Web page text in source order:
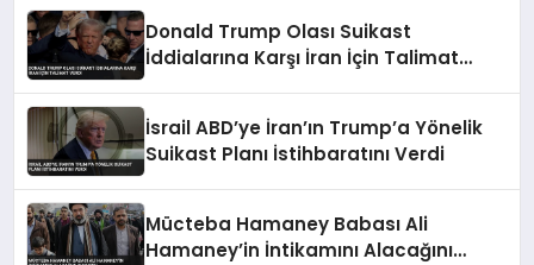
Donald Trump Olası Suikast
İddialarına Karşı İran İçin Talimat
İsrail ABD’ye İran’ın Trump’a Yönelik
Suikast Planı İstihbaratını Verdi
Mücteba Hamaney Babası Ali
Hamaney’in İntikamını Alacağını